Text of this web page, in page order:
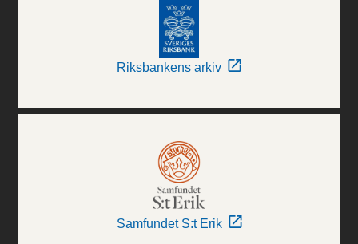
Riksbankens arkiv
Samfundet S:t Erik